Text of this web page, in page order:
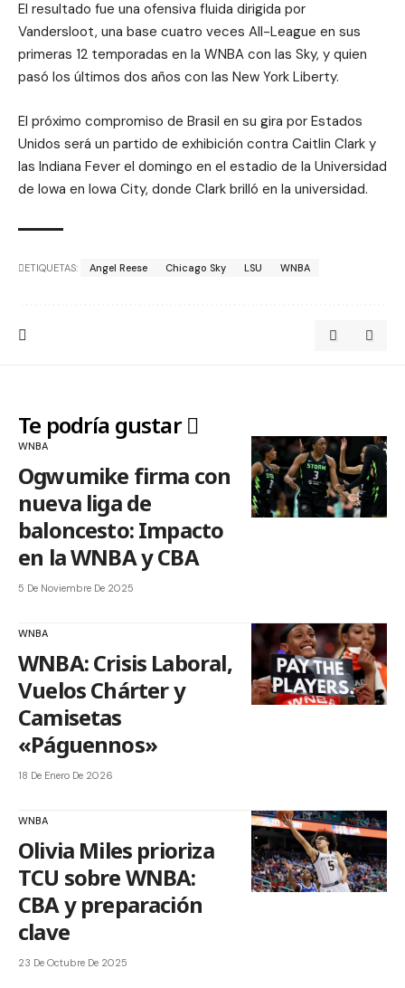
El resultado fue una ofensiva fluida dirigida por
Vandersloot, una base cuatro veces All-League en sus
primeras 12 temporadas en la WNBA con las Sky, y quien
pasó los últimos dos años con las New York Liberty.
El próximo compromiso de Brasil en su gira por Estados
Unidos será un partido de exhibición contra Caitlin Clark y
las Indiana Fever el domingo en el estadio de la Universidad
de Iowa en Iowa City, donde Clark brilló en la universidad.
ETIQUETAS: Angel Reese Chicago Sky LSU WNBA
Te podría gustar
WNBA
Ogwumike firma con
nueva liga de
baloncesto: Impacto
en la WNBA y CBA
5 De Noviembre De 2025
WNBA
WNBA: Crisis Laboral,
Vuelos Chárter y
Camisetas
«Páguennos»
18 De Enero De 2026
WNBA
Olivia Miles prioriza
TCU sobre WNBA:
CBA y preparación
clave
23 De Octubre De 2025